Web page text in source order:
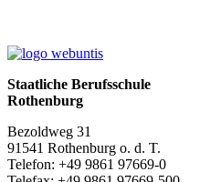
Staatliche Berufsschule
Rothenburg
Bezoldweg 31
91541 Rothenburg o. d. T.
Telefon: +49 9861 97669-0